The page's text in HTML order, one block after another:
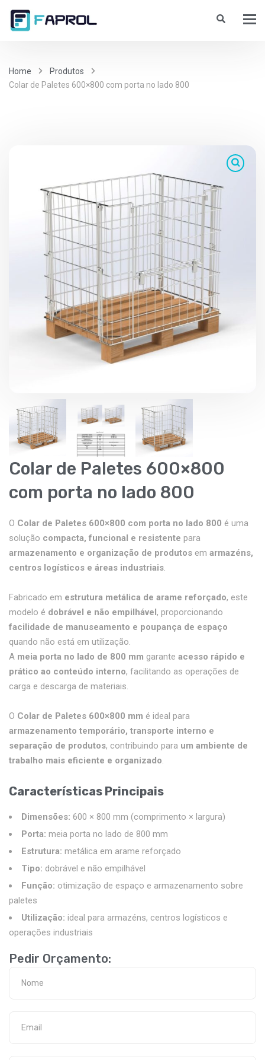
Home
Produtos
Colar de Paletes 600×800 com porta no lado 800
Colar de Paletes 600×800
com porta no lado 800
O Colar de Paletes 600×800 com porta no lado 800 é uma
solução compacta, funcional e resistente para
armazenamento e organização de produtos em armazéns,
centros logísticos e áreas industriais.
Fabricado em estrutura metálica de arame reforçado, este
modelo é dobrável e não empilhável, proporcionando
facilidade de manuseamento e poupança de espaço
quando não está em utilização.
A meia porta no lado de 800 mm garante acesso rápido e
prático ao conteúdo interno, facilitando as operações de
carga e descarga de materiais.
O Colar de Paletes 600×800 mm é ideal para
armazenamento temporário, transporte interno e
separação de produtos, contribuindo para um ambiente de
trabalho mais eficiente e organizado.
Características Principais
Dimensões: 600 × 800 mm (comprimento × largura)
Porta: meia porta no lado de 800 mm
Estrutura: metálica em arame reforçado
Tipo: dobrável e não empilhável
Função: otimização de espaço e armazenamento sobre
paletes
Utilização: ideal para armazéns, centros logísticos e
operações industriais
Pedir Orçamento: